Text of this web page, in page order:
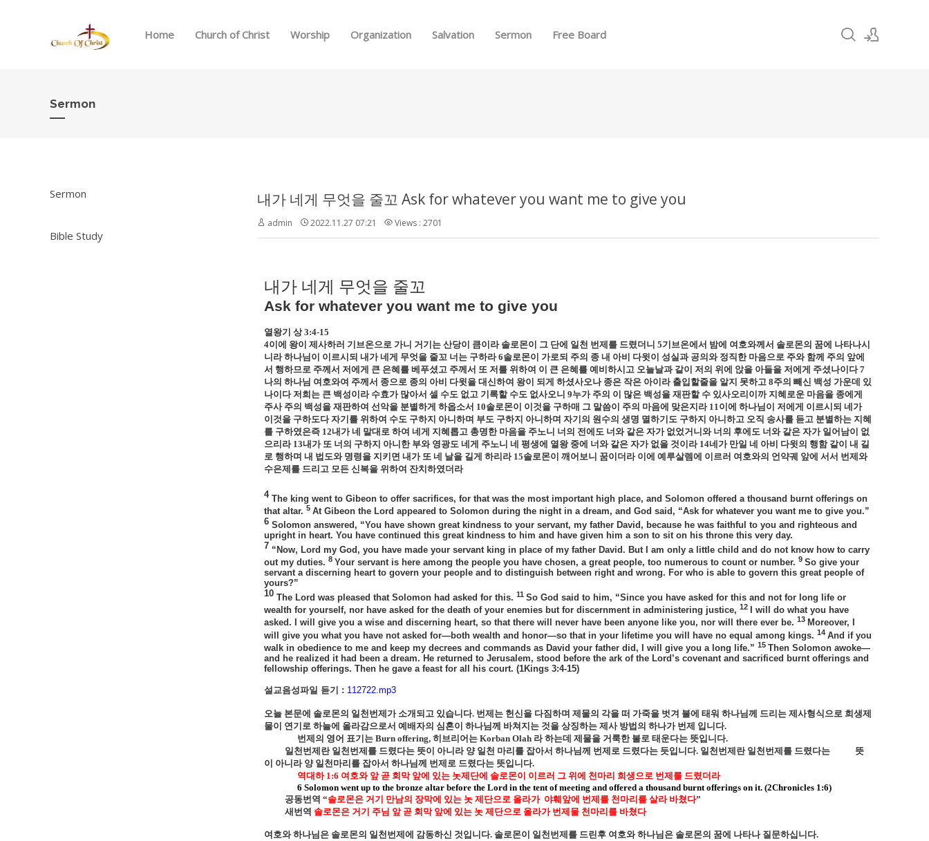
Home Church of Christ Worship Organization Salvation Sermon Free Board
Sermon
Sermon
Bible Study
내가 네게 무엇을 줄꼬 Ask for whatever you want me to give you
admin 2022.11.27 07:21 Views : 2701
내가 네게 무엇을 줄꼬
Ask for whatever you want me to give you
열왕기 상3:4-15
4이에 왕이 제사하러 기브온으로 가니 거기는 산당이 큼이라 솔로몬이 그 단에 일천 번제를 드렸더니 5기브온에서 밤에 여호와께서 솔로몬의 꿈에 나타나시
니라 하나님이 이르시되 내가 네게 무엇을 줄꼬 너는 구하라6솔로몬이 가로되 주의 종 내 아비 다윗이 성실과 공의와 정직한 마음으로 주와 함께 주의 앞에
서 행하므로 주께서 저에게 큰 은혜를 베푸셨고 주께서 또 저를 위하여 이 큰 은혜를 예비하시고 오늘날과 같이 저의 위에 앉을 아들을 저에게 주셨나이다7
나의 하나님 여호와여 주께서 종으로 종의 아비 다윗을 대신하여 왕이 되게 하셨사오나 종은 작은 아이라 출입할줄을 알지 못하고 8주의 빼신 백성 가운데 있
나이다 저희는 큰 백성이라 수효가 많아서 셀 수도 없고 기록할 수도 없사오니 9누가 주의 이 많은 백성을 재판할 수 있사오리이까 지혜로운 마음을 종에게
주사 주의 백성을 재판하여 선악을 분별하게 하옵소서 10솔로몬이 이것을 구하매 그 말씀이 주의 마음에 맞은지라11이에 하나님이 저에게 이르시되 네가
이것을 구하도다 자기를 위하여 수도 구하지 아니하며 부도 구하지 아니하며 자기의 원수의 생명 멸하기도 구하지 아니하고 오직 송사를 듣고 분별하는 지혜
를 구하였은즉 12내가 네 말대로 하여 네게 지혜롭고 총명한 마음을 주노니 너의 전에도 너와 같은 자가 없었거니와 너의 후에도 너와 같은 자가 일어남이 없
으리라13내가 또 너의 구하지 아니한 부와 영광도 네게 주노니 네 평생에 열왕 중에 너와 같은 자가 없을 것이라14네가 만일 네 아비 다윗의 행함 같이 내 길
로 행하며 내 법도와 명령을 지키면 내가 또 네 날을 길게 하리라15솔로몬이 깨어보니 꿈이더라 이에 예루살렘에 이르러 여호와의 언약궤 앞에 서서 번제와
수은제를 드리고 모든 신복을 위하여 잔치하였더라
4 The king went to Gibeon to offer sacrifices, for that was the most important high place, and Solomon offered a thousand burnt offerings on
that altar. 5 At Gibeon the Lord appeared to Solomon during the night in a dream, and God said, “Ask for whatever you want me to give you.”
6 Solomon answered, “You have shown great kindness to your servant, my father David, because he was faithful to you and righteous and
upright in heart. You have continued this great kindness to him and have given him a son to sit on his throne this very day.
7 “Now, Lord my God, you have made your servant king in place of my father David. But I am only a little child and do not know how to carry
out my duties. 8 Your servant is here among the people you have chosen, a great people, too numerous to count or number. 9 So give your
servant a discerning heart to govern your people and to distinguish between right and wrong. For who is able to govern this great people of
yours?”
10 The Lord was pleased that Solomon had asked for this. 11 So God said to him, “Since you have asked for this and not for long life or
wealth for yourself, nor have asked for the death of your enemies but for discernment in administering justice, 12
I will do what you have
asked. I will give you a wise and discerning heart, so that there will never have been anyone like you, nor will there ever be. 13 Moreover, I
will give you what you have not asked for—both wealth and honor—so that in your lifetime you will have no equal among kings. 14 And if you
walk in obedience to me and keep my decrees and commands as David your father did, I will give you a long life.” 15 Then Solomon awoke—
and he realized it had been a dream. He returned to Jerusalem, stood before the ark of the Lord’s covenant and sacrificed burnt offerings and
fellowship offerings. Then he gave a feast for all his court. (1Kings 3:4-15)
설교음성파일 듣기 : 112722.mp3
오늘 본문에 솔로몬의 일천번제가 소개되고 있습니다. 번제는 헌신을 다짐하며 제물의 각을 떠 가죽을 벗겨 불에 태워 하나님께 드리는 제사형식으로 희생제
물이 연기로 하늘에 올라감으로서 예배자의 심혼이 하나님께 바쳐지는 것을 상징하는 제사 방법의 하나가 번제 입니다.
번제의 영어 표기는 Burn offering, 히브리어는 Korban Olah 라 하는데 제물을 거룩한 불로 태운다는 뜻입니다.
일천번제란 일천번제를 드렸다는 뜻이 아니라 양 일천 마리를 잡아서 하나님께 번제로 드렸다는 듯입니다. 일천번제란 일천번제를 드렸다는 뜻
이 아니라 양 일천마리를 잡아서 하나님께 번제로 드렸다는 뜻입니다.
역대하 1:6 여호와 앞 곧 회막 앞에 있는 놋제단에 솔로몬이 이르러 그 위에 천마리 희생으로 번제를 드렸더라
6 Solomon went up to the bronze altar before the Lord in the tent of meeting and offered a thousand burnt offerings on it. (2Chronicles 1:6)
공동번역 “솔로몬은 거기 만남의 장막에 있는 놋 제단으로 올라가 야훼앞에 번제를 천마리를 살라 바쳤다”
새번역 솔로몬은 거기 주님 앞 곧 회막 앞에 있는 놋 제단으로 올라가 번제물 천마리를 바쳤다
여호와 하나님은 솔로몬의 일천번제에 감동하신 것입니다. 솔로몬이 일천번제를 드린후 여호와 하나님은 솔로몬의 꿈에 나타나 질문하십니다.